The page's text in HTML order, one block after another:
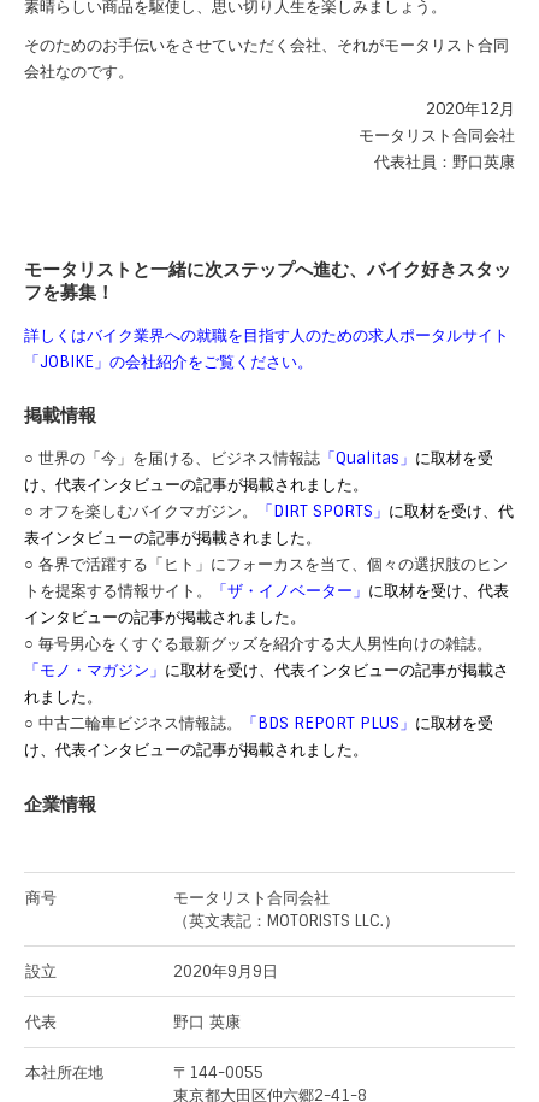
素晴らしい商品を駆使し、思い切り人生を楽しみましょう。
そのためのお手伝いをさせていただく会社、それがモータリスト合同
会社なのです。
2020年12月
モータリスト合同会社
代表社員：野口英康
モータリストと一緒に次ステップへ進む、バイク好きスタッ
フを募集！
詳しくはバイク業界への就職を目指す人のための求人ポータルサイト
「JOBIKE」の会社紹介をご覧ください。
掲載情報
○ 世界の「今」を届ける、ビジネス情報誌 「Qualitas」 に取材を受
け、代表インタビューの記事が掲載されました。
○ オフを楽しむバイクマガジン。
「DIRT SPORTS」 に取材を受け、代
表インタビューの記事が掲載されました。
○ 各界で活躍する「ヒト」にフォーカスを当て、個々の選択肢のヒン
トを提案する情報サイト。
「ザ・イノベーター」 に取材を受け、代表
インタビューの記事が掲載されました。
○ 毎号男心をくすぐる最新グッズを紹介する大人男性向けの雑誌。
「モノ・マガジン」 に取材を受け、代表インタビューの記事が掲載さ
れました。
○ 中古二輪車ビジネス情報誌。
「BDS REPORT PLUS」 に取材を受
け、代表インタビューの記事が掲載されました。
企業情報
商号
モータリスト合同会社
（英文表記：MOTORISTS LLC.）
設立 2020年9月9日
代表 野口 英康
本社所在地
〒144-0055
東京都大田区仲六郷2-41-8